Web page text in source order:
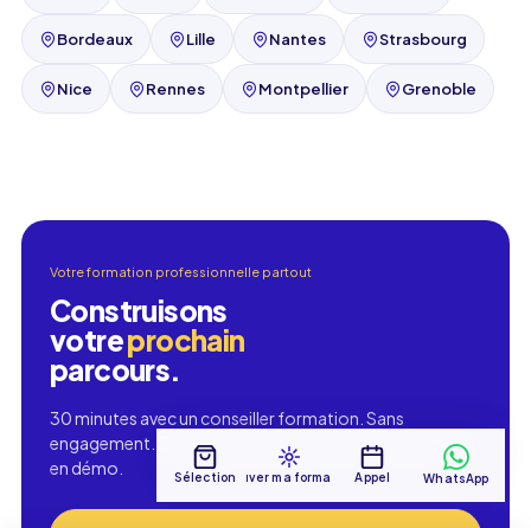
Bordeaux Lille Nantes Strasbourg
Nice Rennes Montpellier Grenoble
Votre formation professionnelle partout
Construisons
votreprochain
parcours.
30 minutes avec un conseiller formation. Sans
engagement. Sans argumentaire commercial maquillé
en démo.
SélectionTrouver ma formationAppel WhatsApp